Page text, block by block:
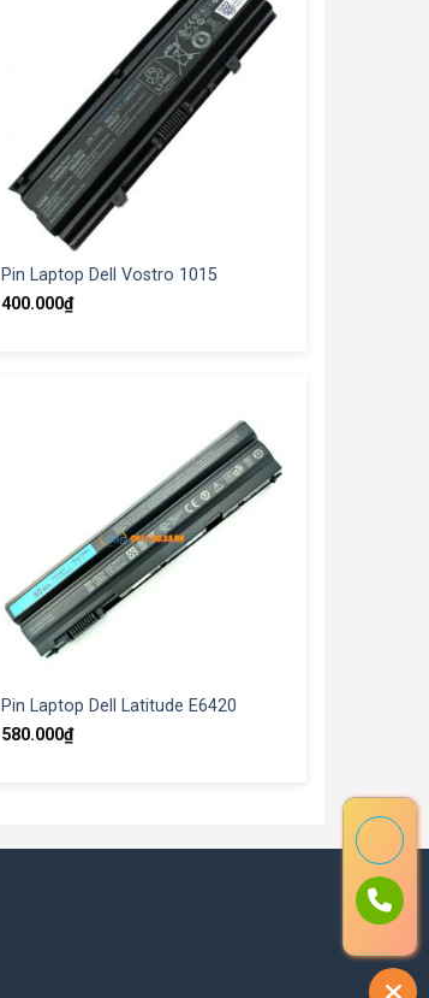
Pin Laptop Dell Vostro 1015
400.000₫
Pin Laptop Dell Latitude E6420
580.000₫